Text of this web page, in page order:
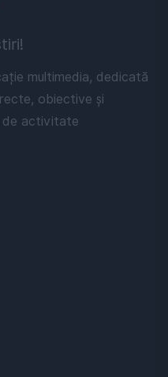
multimedia, dedicată
obiective și
de activitate